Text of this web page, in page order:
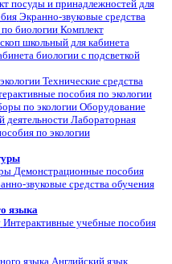
посуды и принадлежностей для
Экранно-звуковые средства
биологии Комплект
школьный для кабинета
биологии с подсветкой
Технические средства
пособия по экологии
по экологии Оборудование
деятельности Лабораторная
по экологии
Демонстрационные пособия
звуковые средства обучения
языка
Интерактивные учебные пособия
языка Английский язык